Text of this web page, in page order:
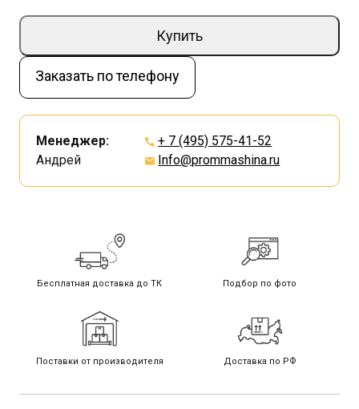
Купить
Заказать по телефону
Менеджер:
Андрей
+ 7 (495) 575-41-52
Info@prommashina.ru
Бесплатная доставка до ТК Подбор по фото
Поставки от производителя Доставка по РФ